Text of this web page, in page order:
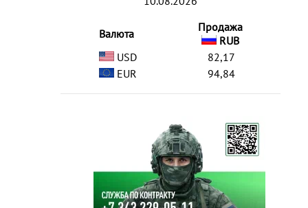
Валюта
Продажа
RUB
USD
82,17
EUR
94,84